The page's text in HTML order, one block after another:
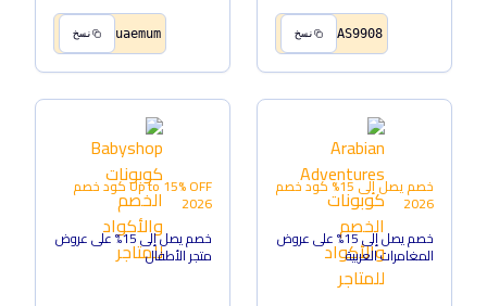
AS9908 نسخ uaemum نسخ
خصم يصل إلى 15% كود خصم
2026
خصم يصل إلى 15% على عروض
المغامرات العربية
Up to 15% OFFكود خصم
2026
خصم يصل إلى 15% على عروض
متجر الأطفال